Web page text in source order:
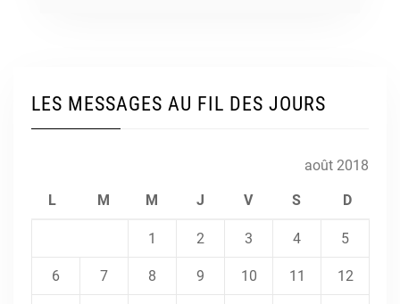
LES MESSAGES AU FIL DES JOURS
août 2018
L M M J V S D
1 2 3 4 5
6 7 8 9 10 11 12